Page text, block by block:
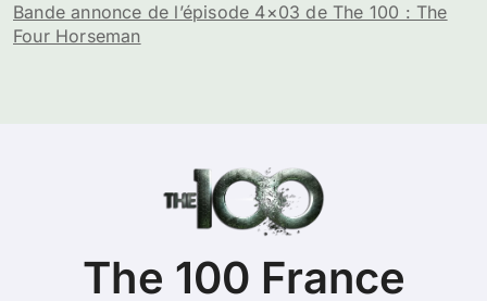
Bande annonce de l’épisode 4×03 de The 100 : The
Four Horseman
The 100 France